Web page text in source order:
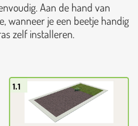
Aan de hand van
wanneer je een beetje handig
zelf installeren.